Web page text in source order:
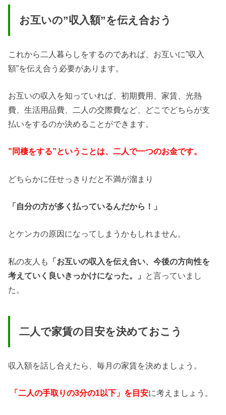
お互いの”収入額”を伝え合おう
これから二人暮らしをするのであれば、お互いに”収入
額”を伝え合う必要があります。
お互いの収入を知っていれば、初期費用、家賃、光熱
費、生活用品費、二人の交際費など、どこでどちらが支
払いをするのか決めることができます。
”同棲をする”ということは、二人で一つのお金です。
どちらかに任せっきりだと不満が溜まり
「自分の方が多く払っているんだから！」
とケンカの原因になってしまうかもしれません。
私の友人も
「お互いの収入を伝え合い、今後の方向性を
考えていく良いきっかけになった。」 と言っていまし
た。
二人で家賃の目安を決めておこう
収入額を話し合えたら、毎月の家賃を決めましょう。
「二人の手取りの3分の1以下」を目安に考えましょう。